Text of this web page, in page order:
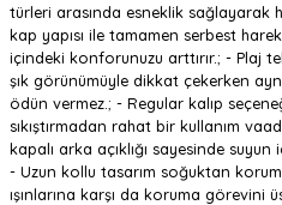
türleri arasında esneklik sağlayarak
kap yapısı ile tamamen serbest
içindeki konforunuzu arttırır.; - Plaj
şık görünümüyle dikkat çekerken
ödün vermez.; - Regular kalıp
sıkıştırmadan rahat bir kullanım
kapalı arka açıklığı sayesinde
- Uzun kollu tasarım soğuktan
ışınlarına karşı da koruma görevini